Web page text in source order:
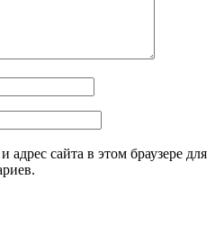
сайта в этом браузере для